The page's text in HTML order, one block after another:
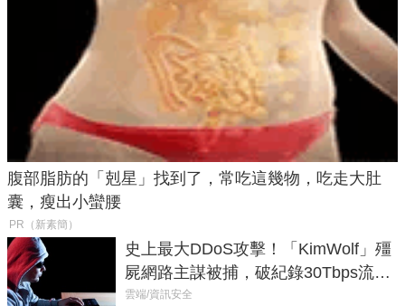
腹部脂肪的「剋星」找到了，常吃這幾物，吃走大肚
囊，瘦出小蠻腰
PR（新素簡）
史上最大DDoS攻擊！「KimWolf」殭
屍網路主謀被捕，破紀錄30Tbps流量
癱瘓全球！
雲端/資訊安全